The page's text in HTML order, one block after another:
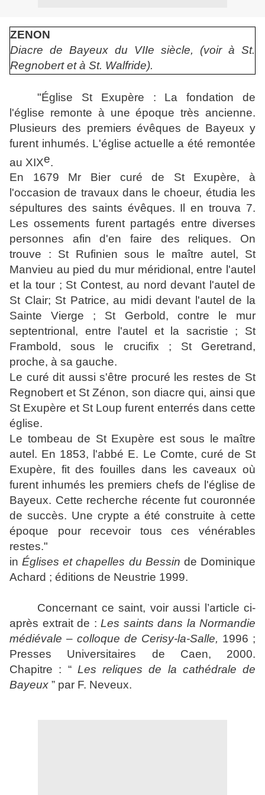
ZENON
Diacre de Bayeux du VIIe siècle, (voir à St.
Regnobert et à St. Walfride).
"Église St Exupère : La fondation de
l'église remonte à une époque très ancienne.
Plusieurs des premiers évêques de Bayeux y
furent inhumés. L'église actuelle a été remontée
au XIXe.
En 1679 Mr Bier curé de St Exupère, à
l'occasion de travaux dans le choeur, étudia les
sépultures des saints évêques. Il en trouva 7.
Les ossements furent partagés entre diverses
personnes afin d'en faire des reliques. On
trouve : St Rufinien sous le maître autel, St
Manvieu au pied du mur méridional, entre l'autel
et la tour ; St Contest, au nord devant l'autel de
St Clair; St Patrice, au midi devant l'autel de la
Sainte Vierge ; St Gerbold, contre le mur
septentrional, entre l'autel et la sacristie ; St
Frambold, sous le crucifix ; St Geretrand,
proche, à sa gauche.
Le curé dit aussi s'être procuré les restes de St
Regnobert et St Zénon, son diacre qui, ainsi que
St Exupère et St Loup furent enterrés dans cette
église.
Le tombeau de St Exupère est sous le maître
autel. En 1853, l'abbé E. Le Comte, curé de St
Exupère, fit des fouilles dans les caveaux où
furent inhumés les premiers chefs de l'église de
Bayeux. Cette recherche récente fut couronnée
de succès. Une crypte a été construite à cette
époque pour recevoir tous ces vénérables
restes."
inÉglises et chapelles du Bessin de Dominique
Achard ; éditions de Neustrie 1999.
Concernant ce saint, voir aussi l’article ci-
après extrait de : Les saints dans la Normandie
médiévale – colloque de Cerisy-la-Salle, 1996 ;
Presses Universitaires de Caen, 2000.
Chapitre : “ Les reliques de la cathédrale de
Bayeux ” par F. Neveux.